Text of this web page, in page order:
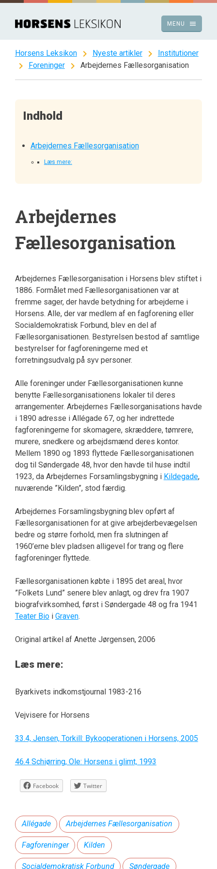
Spring
indhold
menu
MENU
Horsens Leksikon chevron_right Nyeste artikler chevron_right Institutioner
chevron_right Foreninger chevron_right Arbejdernes Fællesorganisation
Indhold
Arbejdernes Fællesorganisation
Læs mere:
Arbejdernes
Fællesorganisation
Arbejdernes Fællesorganisation i Horsens blev stiftet i
1886. Formålet med Fællesorganisationen var at
fremme sager, der havde betydning for arbejderne i
Horsens. Alle, der var medlem af en fagforening eller
Socialdemokratisk Forbund, blev en del af
Fællesorganisationen. Bestyrelsen bestod af samtlige
bestyrelser for fagforeningerne med et
forretningsudvalg på syv personer.
Alle foreninger under Fællesorganisationen kunne
benytte Fællesorganisationens lokaler til deres
arrangementer. Arbejdernes Fællesorganisations havde
i 1890 adresse i Allégade 67, og her indrettede
fagforeningerne for skomagere, skræddere, tømrere,
murere, snedkere og arbejdsmænd deres kontor.
Mellem 1890 og 1893 flyttede Fællesorganisationen
dog til Søndergade 48, hvor den havde til huse indtil
1923, da Arbejdernes Forsamlingsbygning i Kildegade,
nuværende ”Kilden”, stod færdig.
Arbejdernes Forsamlingsbygning blev opført af
Fællesorganisationen for at give arbejderbevægelsen
bedre og større forhold, men fra slutningen af
1960’erne blev pladsen alligevel for trang og flere
fagforeninger flyttede.
Fællesorganisationen købte i 1895 det areal, hvor
”Folkets Lund” senere blev anlagt, og drev fra 1907
biografvirksomhed, først i Søndergade 48 og fra 1941
Teater Bioi Graven.
Original artikel af Anette Jørgensen, 2006
Læs mere:
Byarkivets indkomstjournal 1983-216
Vejvisere for Horsens
33.4, Jensen, Torkill: Bykooperationen i Horsens, 2005
46.4 Schiørring, Ole: Horsens i glimt, 1993
Facebook Twitter
Allégade Arbejdernes Fællesorganisation
Fagforeninger Kilden
Socialdemokratisk Forbund Søndergade